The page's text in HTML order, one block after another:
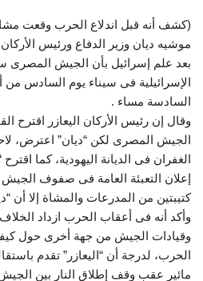
(كشف أنه قبل اندلاع الحرب وقعت
موشيه ديان وزير الدفاع ورئيس
بعد علم إسرائيل بأن الجيش
الإسرائيلية فى سيناء يوم السادس من
السادسة مساء .
وقال إن رئيس الأركان اليعازر اقترح
الجيش المصرى لكن “ديان” اعترض،
الغفران فى الديانة اليهودية، كما
إعلان التعبئة العامة فى صفوف
كتيبتين من المدرعات والمشاة إلا أن
وأكد أنه فى أعقاب الحرب ازداد الخلاف
وقيادات الجيش من جهة أخرى حول
الحرب، لدرجة أن “اليعازر” تقدم
مائير عقب وقف إطلاق النار بين